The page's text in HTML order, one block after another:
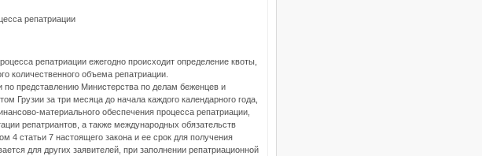
репатриации
репатриации ежегодно происходит определение квоты,
количественного объема репатриации.
по представлению Министерства по делам беженцев и
Грузии за три месяца до начала каждого календарного года,
материального обеспечения процесса репатриации,
репатриантов, а также международных обязательств
4 статьи 7 настоящего закона и ее срок для получения
для других заявителей, при заполнении репатриационной